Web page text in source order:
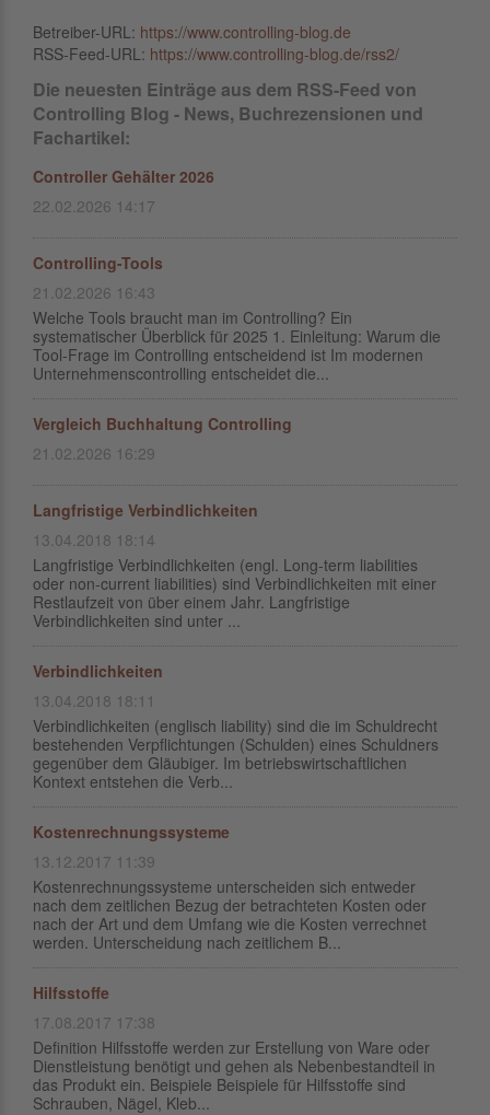
Betreiber-URL: https://www.controlling-blog.de
RSS-Feed-URL: https://www.controlling-blog.de/rss2/
Die neuesten Einträge aus dem RSS-Feed von
Controlling Blog - News, Buchrezensionen und
Fachartikel:
Controller Gehälter 2026
22.02.2026 14:17
Controlling-Tools
21.02.2026 16:43
Welche Tools braucht man im Controlling? Ein
systematischer Überblick für 2025 1. Einleitung: Warum die
Tool-Frage im Controlling entscheidend ist Im modernen
Unternehmenscontrolling entscheidet die...
Vergleich Buchhaltung Controlling
21.02.2026 16:29
Langfristige Verbindlichkeiten
13.04.2018 18:14
Langfristige Verbindlichkeiten (engl. Long-term liabilities
oder non-current liabilities) sind Verbindlichkeiten mit einer
Restlaufzeit von über einem Jahr. Langfristige
Verbindlichkeiten sind unter ...
Verbindlichkeiten
13.04.2018 18:11
Verbindlichkeiten (englisch liability) sind die im Schuldrecht
bestehenden Verpflichtungen (Schulden) eines Schuldners
gegenüber dem Gläubiger. Im betriebswirtschaftlichen
Kontext entstehen die Verb...
Kostenrechnungssysteme
13.12.2017 11:39
Kostenrechnungssysteme unterscheiden sich entweder
nach dem zeitlichen Bezug der betrachteten Kosten oder
nach der Art und dem Umfang wie die Kosten verrechnet
werden. Unterscheidung nach zeitlichem B...
Hilfsstoffe
17.08.2017 17:38
Definition Hilfsstoffe werden zur Erstellung von Ware oder
Dienstleistung benötigt und gehen als Nebenbestandteil in
das Produkt ein. Beispiele Beispiele für Hilfsstoffe sind
Schrauben, Nägel, Kleb...